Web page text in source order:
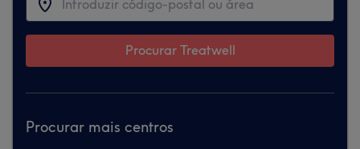
Procurar Treatwell
Procurar mais centros